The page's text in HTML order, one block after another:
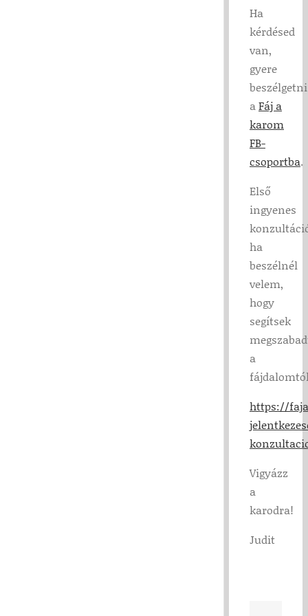
Ha
kérdésed
van,
gyere
beszélgetni
aFáj a
karom
FB-
csoportba.
Első
ingyenes
ha
beszélnél
velem,
hogy
segítsek
a
https://
Vigyázz
a
karodra!
Judit